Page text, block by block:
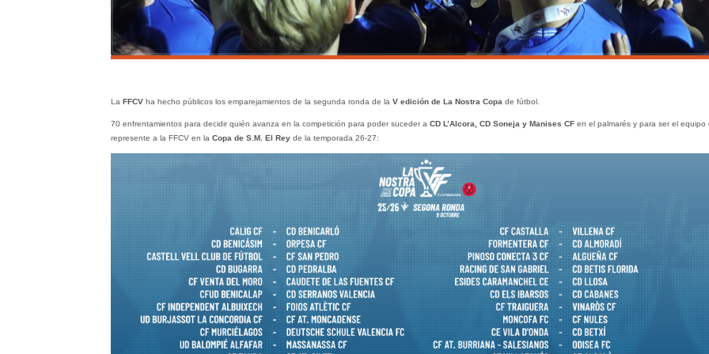
La FFCVha hecho públicos los emparejamientos de la segunda ronda de la V edición de La Nostra Copa de fútbol.
70 enfrentamientos para decidir quién avanza en la competición para poder suceder a CD L’Alcora, CD Soneja y Manises CF en el palmarés y para ser el equipo
represente a la FFCV en la Copa de S.M. El Rey de la temporada 26-27: